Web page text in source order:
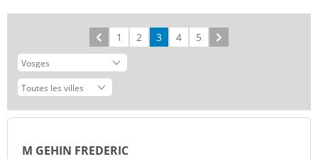
Précédent
1 2 3 4 5
M GEHIN FREDERIC